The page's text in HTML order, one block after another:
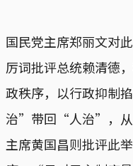
国民党主席郑丽文对
厉词批评总统赖清德
政秩序，以行政抑制
治”带回“人治”，
主席黄国昌则批评此